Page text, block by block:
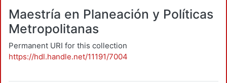
Maestría en Planeación y Políticas
Metropolitanas
Permanent URI for this collection
https://hdl.handle.net/11191/7004